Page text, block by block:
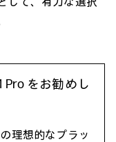
Pro をお勧めし
理想的なプラッ